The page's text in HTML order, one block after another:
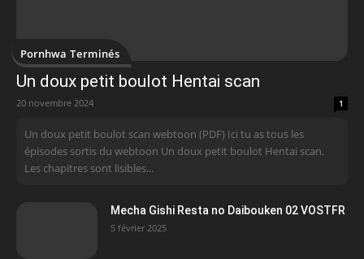
Pornhwa Terminés
Un doux petit boulot Hentai scan
20 novembre 2024 1
Un doux petit boulot scan webtoon (PDF) Ici tu as tous les
épisodes sortis du webtoon Un doux petit boulot Hentai scan.
Les chapitres sont lisibles...
Mecha Gishi Resta no Daibouken 02 VOSTFR
5 février 2025